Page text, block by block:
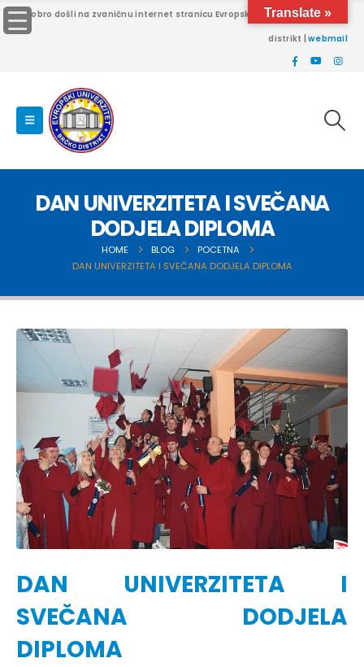
Dobro došli na zvaničnu internet stranicu Evropskog univerziteta Brčko
distrikt |webmail
DAN UNIVERZITETA I SVEČANA
DODJELA DIPLOMA
HOME BLOG
POCETNA
DAN UNIVERZITETA I SVEČANA DODJELA DIPLOMA
DAN UNIVERZITETA I
SVEČANA DODJELA
DIPLOMA
Translate »